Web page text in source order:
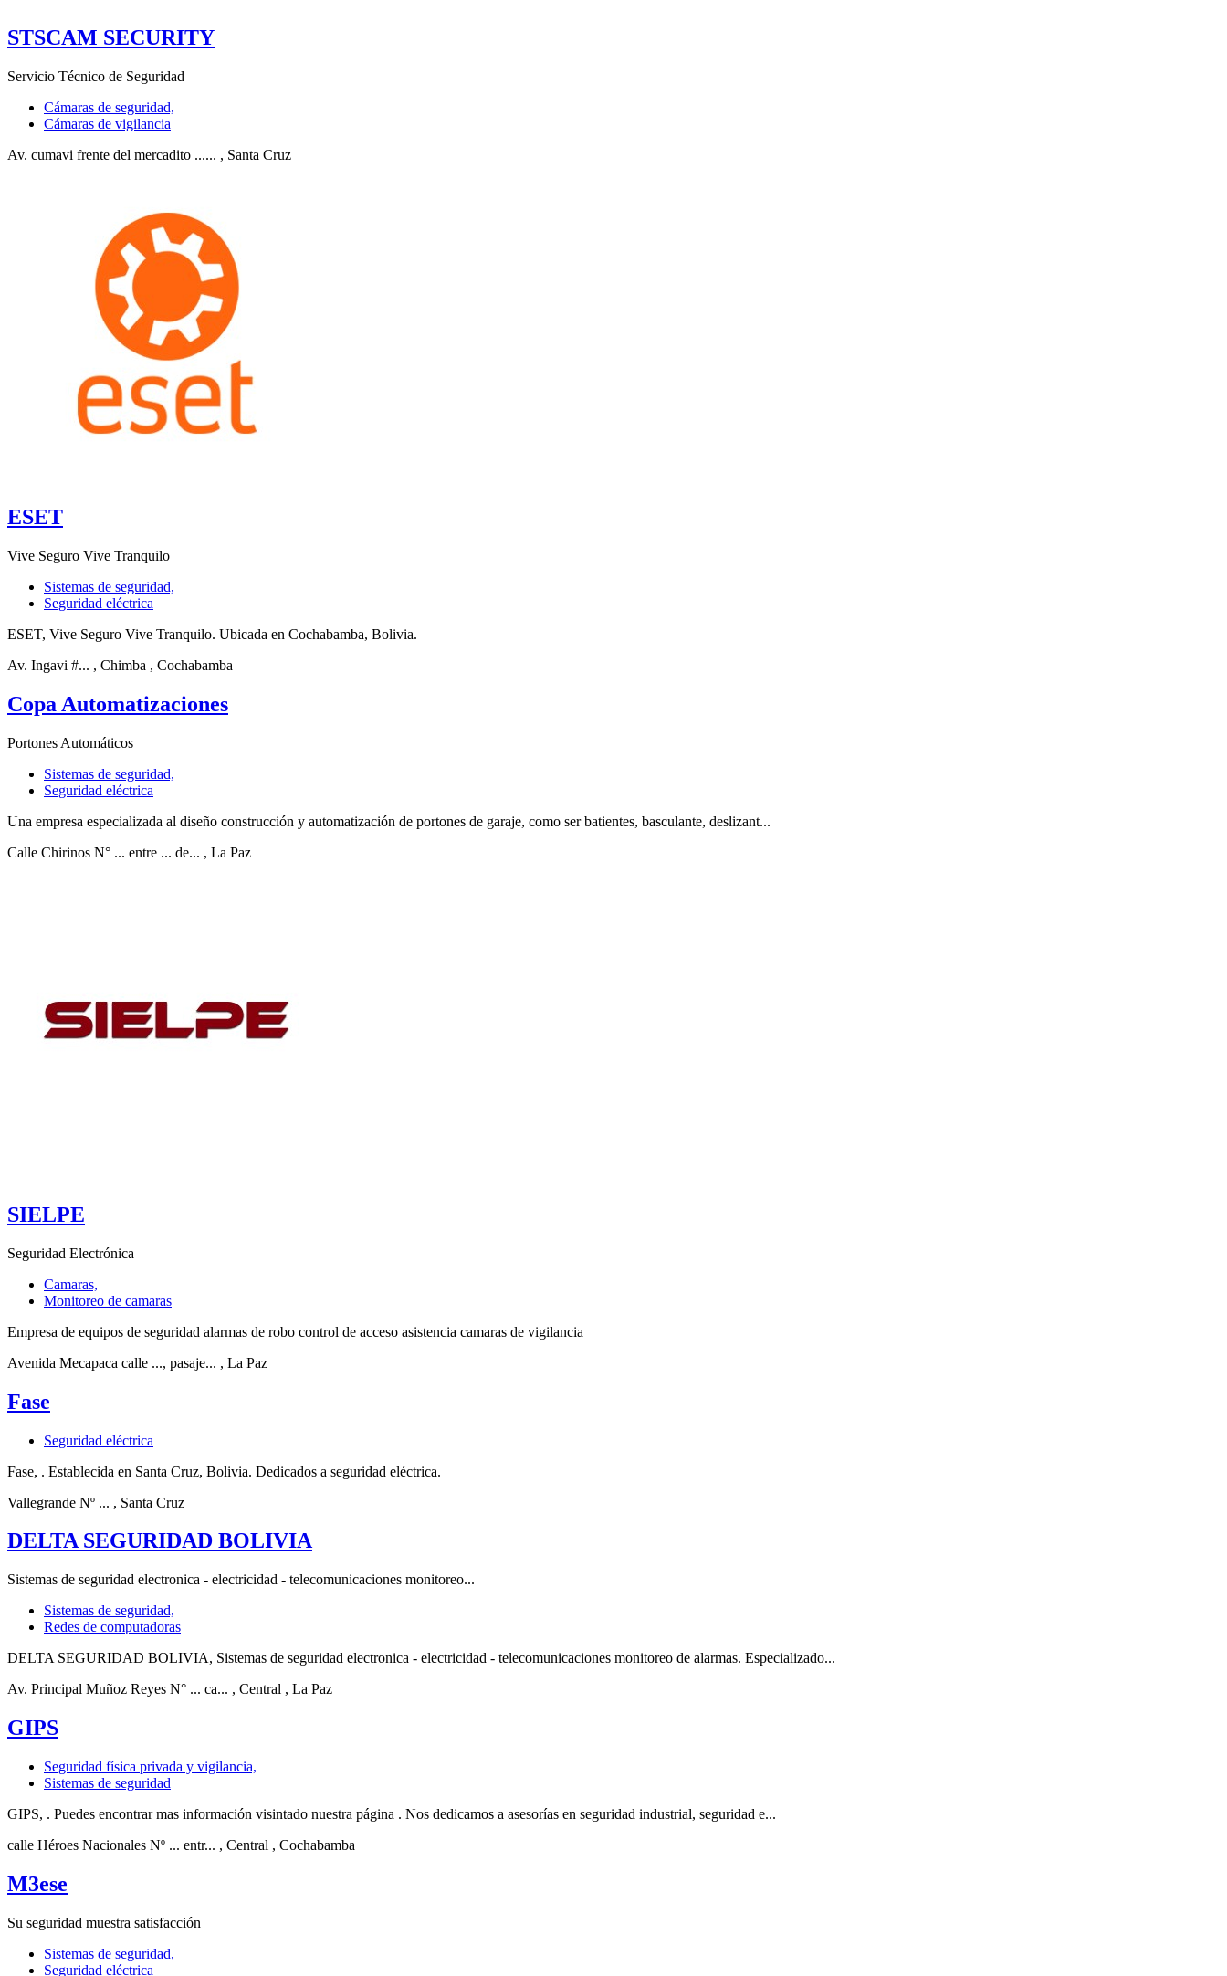
STSCAM SECURITY
Servicio Técnico de Seguridad
Cámaras de seguridad,
Cámaras de vigilancia
Av. cumavi frente del mercadito ...... , Santa Cruz
ESET
Vive Seguro Vive Tranquilo
Sistemas de seguridad,
Seguridad eléctrica
ESET, Vive Seguro Vive Tranquilo. Ubicada en Cochabamba, Bolivia.
Av. Ingavi #... , Chimba , Cochabamba
Copa Automatizaciones
Portones Automáticos
Sistemas de seguridad,
Seguridad eléctrica
Una empresa especializada al diseño construcción y automatización de portones de garaje, como ser batientes, basculante, deslizant...
Calle Chirinos N° ... entre ... de... , La Paz
SIELPE
Seguridad Electrónica
Camaras,
Monitoreo de camaras
Empresa de equipos de seguridad alarmas de robo control de acceso asistencia camaras de vigilancia
Avenida Mecapaca calle ..., pasaje... , La Paz
Fase
Seguridad eléctrica
Fase, . Establecida en Santa Cruz, Bolivia. Dedicados a seguridad eléctrica.
Vallegrande Nº ... , Santa Cruz
DELTA SEGURIDAD BOLIVIA
Sistemas de seguridad electronica - electricidad - telecomunicaciones monitoreo...
Sistemas de seguridad,
Redes de computadoras
DELTA SEGURIDAD BOLIVIA, Sistemas de seguridad electronica - electricidad - telecomunicaciones monitoreo de alarmas. Especializado...
Av. Principal Muñoz Reyes N° ... ca... , Central , La Paz
GIPS
Seguridad física privada y vigilancia,
Sistemas de seguridad
GIPS, . Puedes encontrar mas información visintado nuestra página . Nos dedicamos a asesorías en seguridad industrial, seguridad e...
calle Héroes Nacionales Nº ... entr... , Central , Cochabamba
M3ese
Su seguridad muestra satisfacción
Sistemas de seguridad,
Seguridad eléctrica